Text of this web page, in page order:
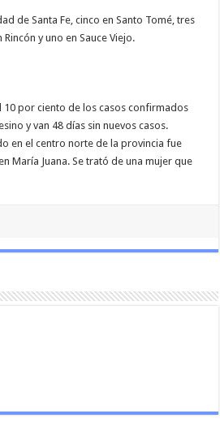
de Santa Fe, cinco en Santo Tomé, tres
y uno en Sauce Viejo.
10 por ciento de los casos confirmados
y van 48 días sin nuevos casos.
en el centro norte de la provincia fue
María Juana. Se trató de una mujer que